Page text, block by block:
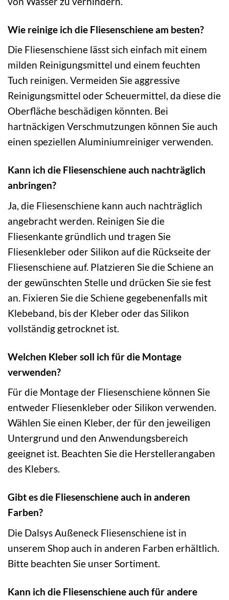
Wie reinige ich die Fliesenschiene am besten?
Die Fliesenschiene lässt sich einfach mit einem
milden Reinigungsmittel und einem feuchten
Tuch reinigen. Vermeiden Sie aggressive
Reinigungsmittel oder Scheuermittel, da diese die
Oberfläche beschädigen könnten. Bei
hartnäckigen Verschmutzungen können Sie auch
einen speziellen Aluminiumreiniger verwenden.
Kann ich die Fliesenschiene auch nachträglich
anbringen?
Ja, die Fliesenschiene kann auch nachträglich
angebracht werden. Reinigen Sie die
Fliesenkante gründlich und tragen Sie
Fliesenkleber oder Silikon auf die Rückseite der
Fliesenschiene auf. Platzieren Sie die Schiene an
der gewünschten Stelle und drücken Sie sie fest
an. Fixieren Sie die Schiene gegebenenfalls mit
Klebeband, bis der Kleber oder das Silikon
vollständig getrocknet ist.
Welchen Kleber soll ich für die Montage
verwenden?
Für die Montage der Fliesenschiene können Sie
entweder Fliesenkleber oder Silikon verwenden.
Wählen Sie einen Kleber, der für den jeweiligen
Untergrund und den Anwendungsbereich
geeignet ist. Beachten Sie die Herstellerangaben
des Klebers.
Gibt es die Fliesenschiene auch in anderen
Farben?
Die Dalsys Außeneck Fliesenschiene ist in
unserem Shop auch in anderen Farben erhältlich.
Bitte beachten Sie unser Sortiment.
Kann ich die Fliesenschiene auch für andere